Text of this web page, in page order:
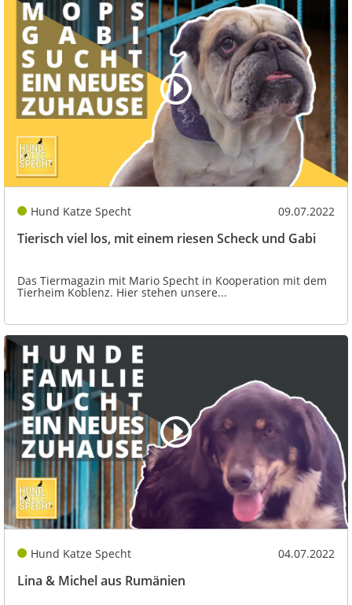
Hund Katze Specht 09.07.2022
Tierisch viel los, mit einem riesen Scheck und Gabi
Das Tiermagazin mit Mario Specht in Kooperation mit dem
Tierheim Koblenz. Hier stehen unsere...
Hund Katze Specht 04.07.2022
Lina & Michel aus Rumänien